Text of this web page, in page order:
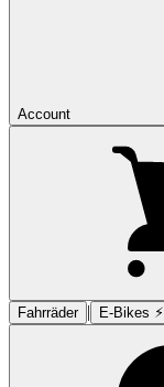
Account
Fahrräder | E-Bikes ⚡︎